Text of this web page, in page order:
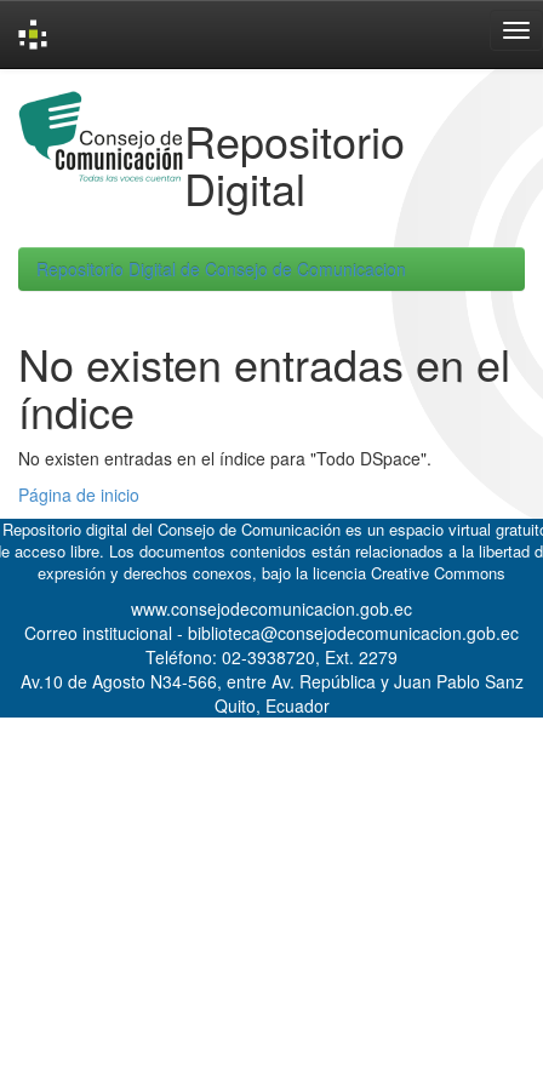
navigation
Repositorio
Digital
Repositorio Digital de Consejo de Comunicacion
No existen entradas en el
índice
No existen entradas en el índice para "Todo DSpace".
Página de inicio
digital del Consejo de Comunicación es un espacio virtual
acceso libre. Los documentos contenidos están relacionados a la libertad
expresión y derechos conexos, bajo la licencia Creative Commons
www.consejodecomunicacion.gob.ec
Correo institucional - biblioteca@consejodecomunicacion.gob.ec
Teléfono: 02-3938720, Ext. 2279
Av.10 de Agosto N34-566, entre Av. República y Juan Pablo Sanz
Quito, Ecuador